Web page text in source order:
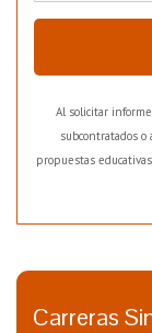
Al solicitar
subcontratados o
propuestas
Carreras